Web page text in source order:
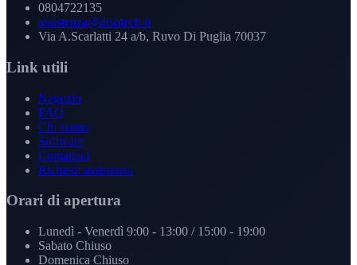
0804722135
assistenza@disotech.it
Via A.Scarlatti 24 a/b, Ruvo Di Puglia 70037
Link utili
Negozio
FAQ
Chi siamo
Software
Contattaci
Richiedi assistenza
Orari di apertura
Lunedì - Venerdì 9:00 - 13:00 / 15:00 - 19:00
Sabato Chiuso
Domenica Chiuso